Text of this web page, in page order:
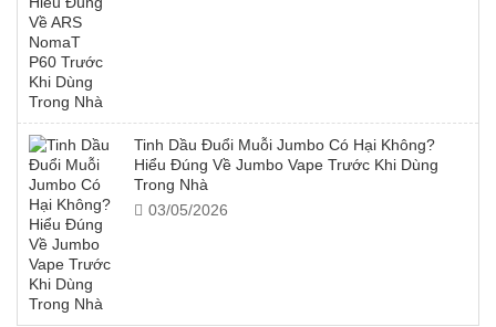
Tinh Dầu Đuổi Muỗi Jumbo Có Hại Không?
Hiểu Đúng Về Jumbo Vape Trước Khi Dùng
Trong Nhà
03/05/2026